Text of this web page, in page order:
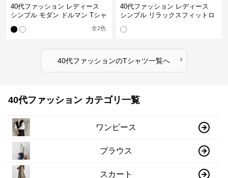
40代ファッション レディース
シンプル モダン ドルマン Tシャ
全2色
40代ファッション レディース
シンプル リラックスフィットロ
40代ファッションのTシャツ一覧へ ›
40代ファッション カテゴリ一覧
ワンピース
ブラウス
スカート